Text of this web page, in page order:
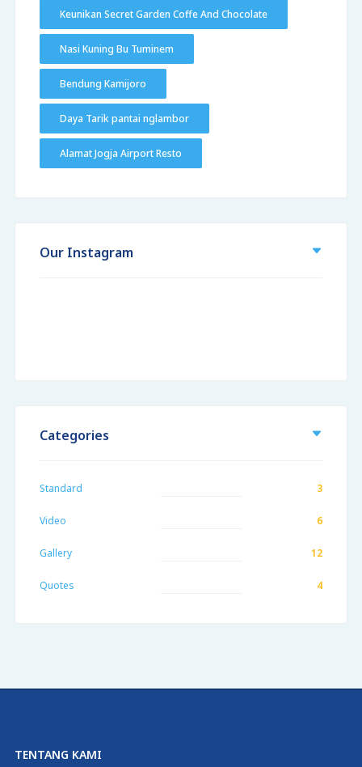
Keunikan Secret Garden Coffe And Chocolate
Nasi Kuning Bu Tuminem
Bendung Kamijoro
Daya Tarik pantai nglambor
Alamat Jogja Airport Resto
Our Instagram
Categories
Standard 3
Video 6
Gallery 12
Quotes 4
TENTANG KAMI